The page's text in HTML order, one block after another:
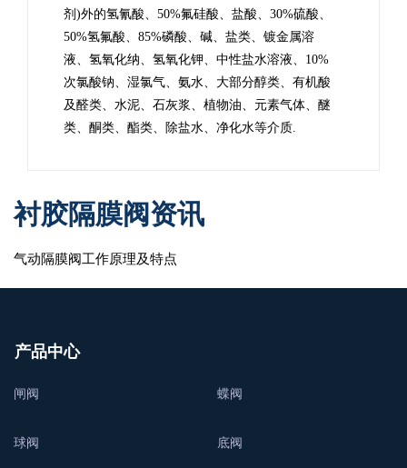
剂)外的氢氰酸、50%氟硅酸、盐酸、30%硫酸、
50%氢氟酸、85%磷酸、碱、盐类、镀金属溶
液、氢氧化纳、氢氧化钾、中性盐水溶液、10%
次氯酸钠、湿氯气、氨水、大部分醇类、有机酸
及醛类、水泥、石灰浆、植物油、元素气体、醚
类、酮类、酯类、除盐水、净化水等介质.
衬胶隔膜阀资讯
气动隔膜阀工作原理及特点
产品中心
闸阀 蝶阀
球阀 底阀